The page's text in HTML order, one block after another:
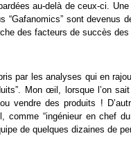
au-delà de ceux-ci.
“Gafanomics” sont
des facteurs de succès
par les analyses qui en
Mon œil, lorsque l’on
vendre des produits !
comme “ingénieur en chef
de quelques dizaines de